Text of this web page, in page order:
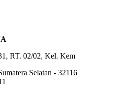
RT. 02/02, Kel. Kem
Selatan - 32116